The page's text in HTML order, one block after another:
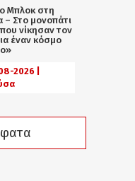
Μπλοκ στη
– Στο μονοπάτι
νίκησαν τον
έναν κόσμο
2026 |